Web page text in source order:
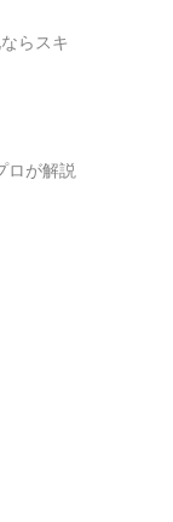
らスキ
ロが解説